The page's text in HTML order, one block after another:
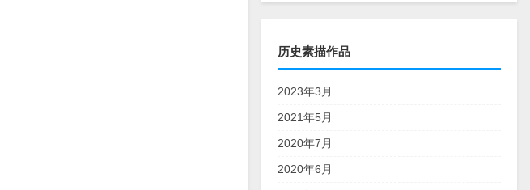
历史素描作品
2023年3月
2021年5月
2020年7月
2020年6月